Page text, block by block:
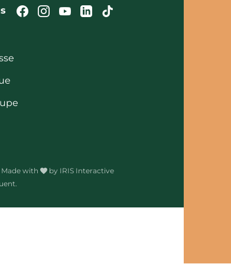
Suivez-nous sur Facebook
Suivez-nous sur Instagram
Suivez-nous sur Youtube
Suivez-nous sur
Made with by IRIS Interactive
Personnalisez vos préférences pour